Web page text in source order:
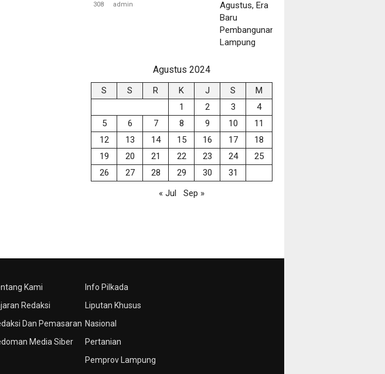
Lampung
308 admin
Agustus 2024
S S R K J S
M
1
2 3
4
5
6 7 8 9 10
11
12
13 14 15 16 17
18
19
20 21 22 23 24
25
26
27 28 29 30
31
« Jul
Sep »
Kami
Redaksi
Dan Pemasaran
Media Siber
Info Pilkada
Liputan Khusus
Nasional
Pertanian
Pemprov Lampung